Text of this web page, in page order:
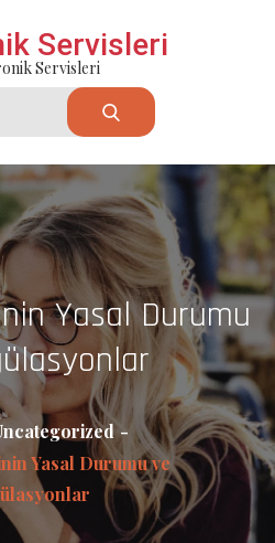
Servisleri
Servisleri
Yasal Durumu
Yasal Durumu ve